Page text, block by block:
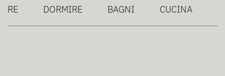
DORMIRE BAGNI CUCINA